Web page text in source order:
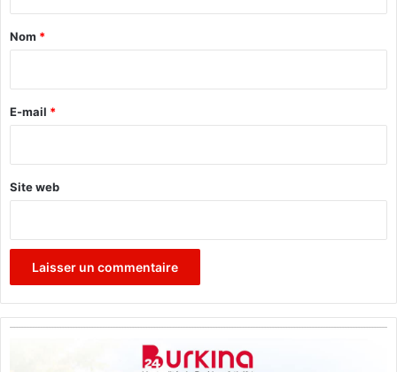
a
e
Nom *
E-mail *
Site web